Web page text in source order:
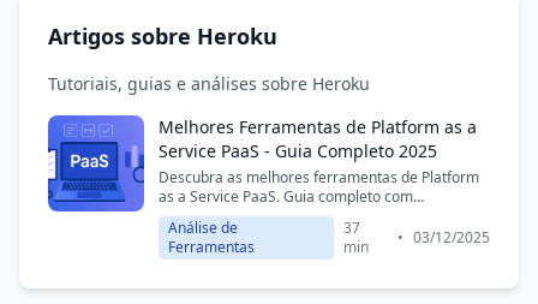
Artigos sobre Heroku
Tutoriais, guias e análises sobre Heroku
Melhores Ferramentas de Platform as a
Service PaaS - Guia Completo 2025
Descubra as melhores ferramentas de Platform
as a Service PaaS. Guia completo com
comparações, preços e avaliações para você
escolher a solução ideal.
Análise de
Ferramentas
37
min
• 03/12/2025